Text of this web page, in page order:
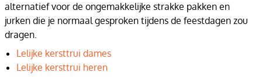
alternatief voor de ongemakkelijke strakke pakken en
jurken die je normaal gesproken tijdens de feestdagen zou
dragen.
Lelijke kersttrui dames
Lelijke kersttrui heren